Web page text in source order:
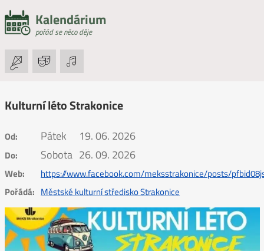
Kalendárium
pořád se něco děje
Kulturní léto Strakonice
Od: Pátek 19. 06. 2026
Do: Sobota 26. 09. 2026
Web:
https://www.facebook.com/meksstrakonice/posts/
Pořádá: Městské kulturní středisko Strakonice